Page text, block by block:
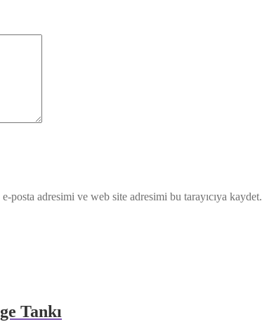
posta adresimi ve web site adresimi bu tarayıcıya kaydet.
Tankı